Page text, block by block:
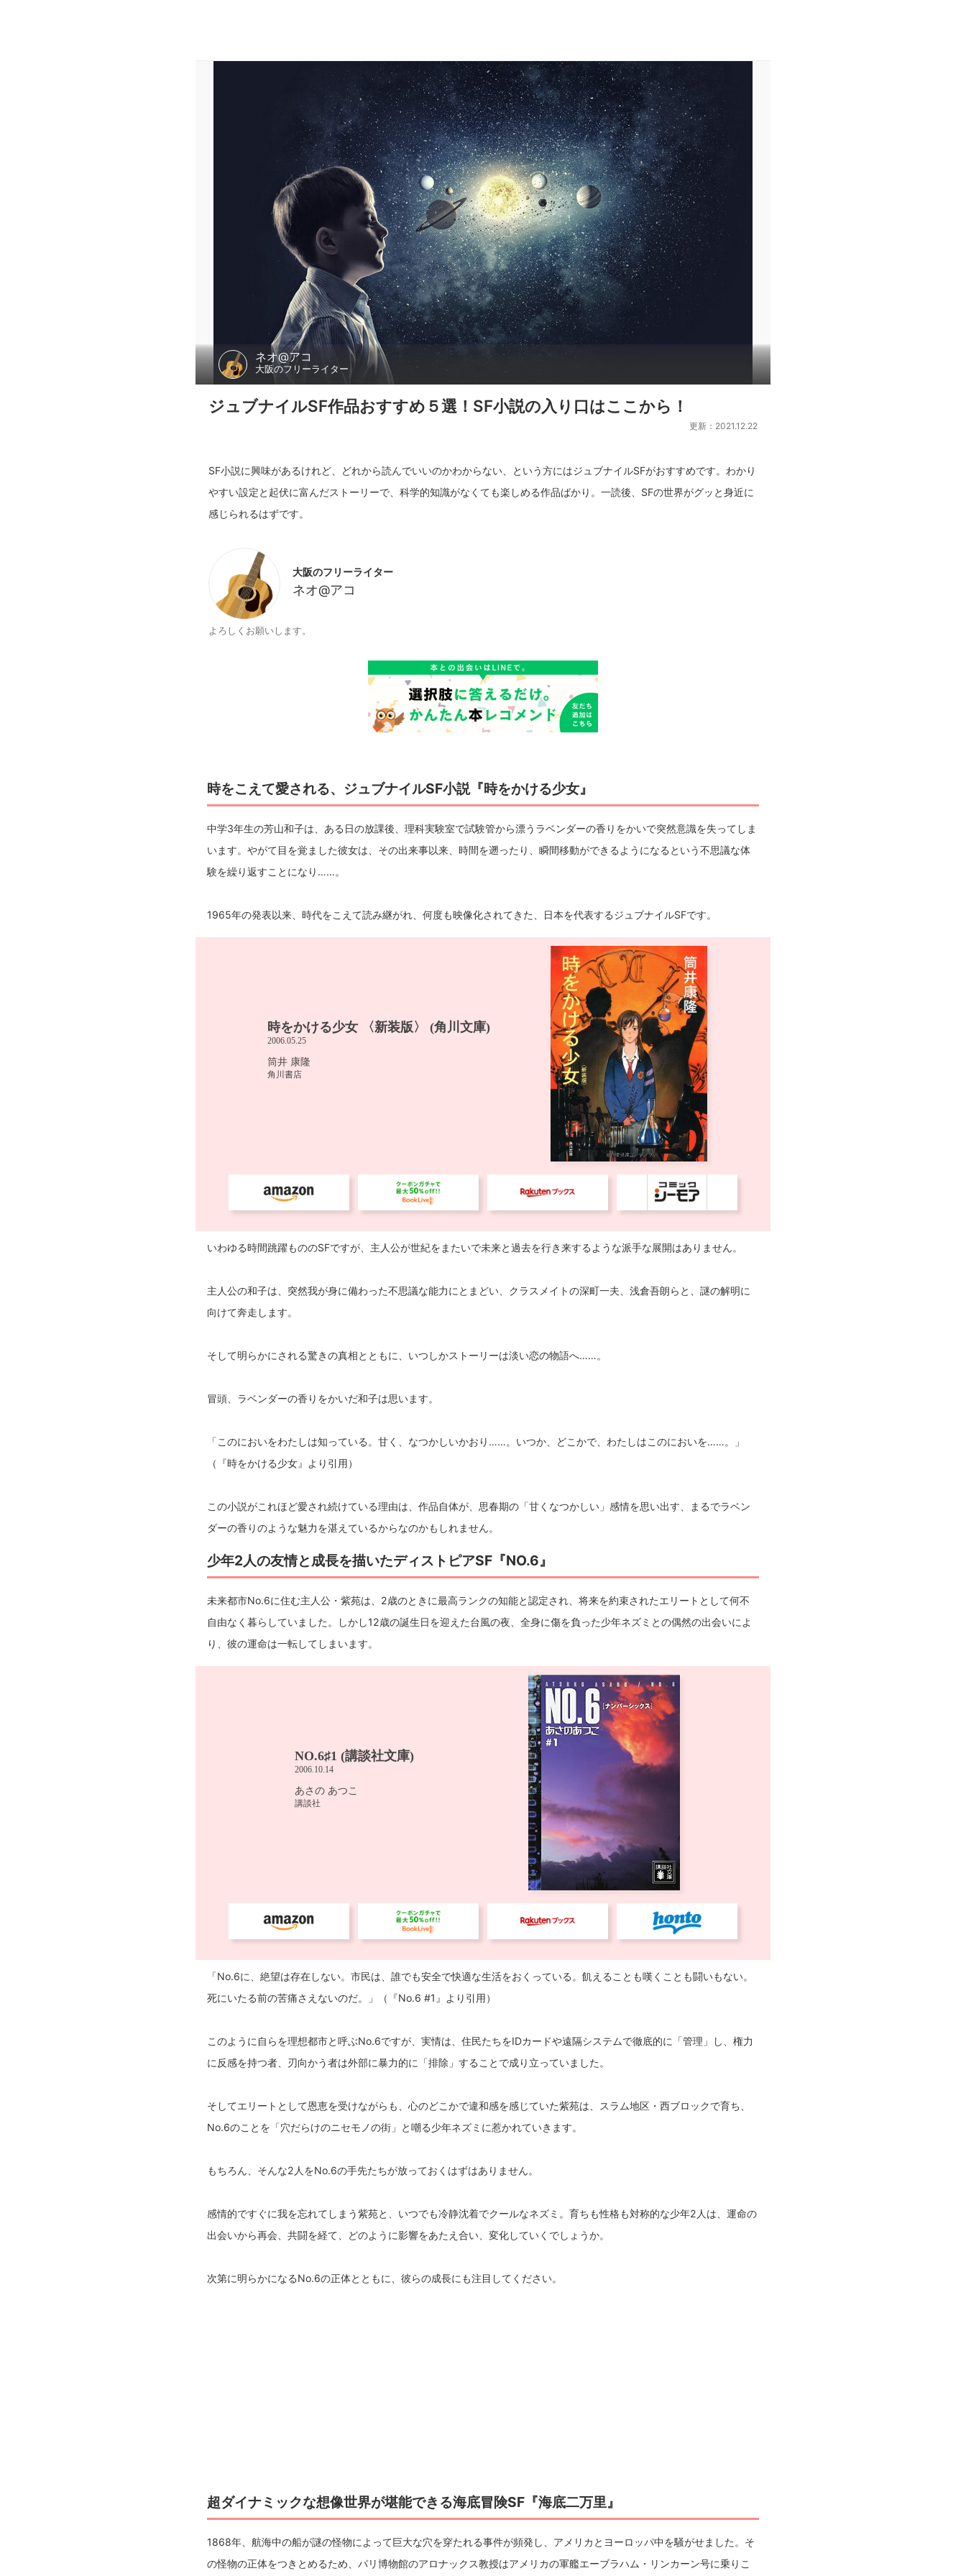
ネオ@アコ
大阪のフリーライター
ジュブナイルSF作品おすすめ５選！SF小説の入り口はここから！
更新：2021.12.22
SF小説に興味があるけれど、どれから読んでいいのかわからない、という方にはジュブナイルSFがおすすめです。わかり
やすい設定と起伏に富んだストーリーで、科学的知識がなくても楽しめる作品ばかり。一読後、SFの世界がグッと身近に
大阪のフリーライター
ネオ@アコ
よろしくお願いします。
時をこえて愛される、ジュブナイルSF小説『時をかける少女』
中学3年生の芳山和子は、ある日の放課後、理科実験室で試験管から漂うラベンダーの香りをかいで突然意識を失ってしま
います。やがて目を覚ました彼女は、その出来事以来、時間を遡ったり、瞬間移動ができるようになるという不思議な体
験を繰り返すことになり……。
1965年の発表以来、時代をこえて読み継がれ、何度も映像化されてきた、日本を代表するジュブナイルSFです。
いわゆる時間跳躍もののSFですが、主人公が世紀をまたいで未来と過去を行き来するような派手な展開はありません。
主人公の和子は、突然我が身に備わった不思議な能力にとまどい、クラスメイトの深町一夫、浅倉吾朗らと、謎の解明に
向けて奔走します。
そして明らかにされる驚きの真相とともに、いつしかストーリーは淡い恋の物語へ……。
冒頭、ラベンダーの香りをかいだ和子は思います。
「このにおいをわたしは知っている。甘く、なつかしいかおり……。いつか、どこかで、わたしはこのにおいを……。」
（『時をかける少女』より引用）
この小説がこれほど愛され続けている理由は、作品自体が、思春期の「甘くなつかしい」感情を思い出す、まるでラベン
ダーの香りのような魅力を湛えているからなのかもしれません。
少年2人の友情と成長を描いたディストピアSF『NO.6』
未来都市No.6に住む主人公・紫苑は、2歳のときに最高ランクの知能と認定され、将来を約束されたエリートとして何不
自由なく暮らしていました。しかし12歳の誕生日を迎えた台風の夜、全身に傷を負った少年ネズミとの偶然の出会いによ
り、彼の運命は一転してしまいます。
「No.6に、絶望は存在しない。市民は、誰でも安全で快適な生活をおくっている。飢えることも嘆くことも闘いもない。
死にいたる前の苦痛さえないのだ。」（『No.6 #1』より引用）
このように自らを理想都市と呼ぶNo.6ですが、実情は、住民たちをIDカードや遠隔システムで徹底的に「管理」し、権力
に反感を持つ者、刃向かう者は外部に暴力的に「排除」することで成り立っていました。
そしてエリートとして恩恵を受けながらも、心のどこかで違和感を感じていた紫苑は、スラム地区・西ブロックで育ち、
No.6のことを「穴だらけのニセモノの街」と嘲る少年ネズミに惹かれていきます。
もちろん、そんな2人をNo.6の手先たちが放っておくはずはありません。
感情的ですぐに我を忘れてしまう紫苑と、いつでも冷静沈着でクールなネズミ。育ちも性格も対称的な少年2人は、運命の
出会いから再会、共闘を経て、どのように影響をあたえ合い、変化していくでしょうか。
次第に明らかになるNo.6の正体とともに、彼らの成長にも注目してください。
超ダイナミックな想像世界が堪能できる海底冒険SF『海底二万里』
1868年、航海中の船が謎の怪物によって巨大な穴を穿たれる事件が頻発し、アメリカとヨーロッパ中を騒がせました。そ
の怪物の正体をつきとめるため、パリ博物館のアロナックス教授はアメリカの軍艦エーブラハム・リンカーン号に乗りこ